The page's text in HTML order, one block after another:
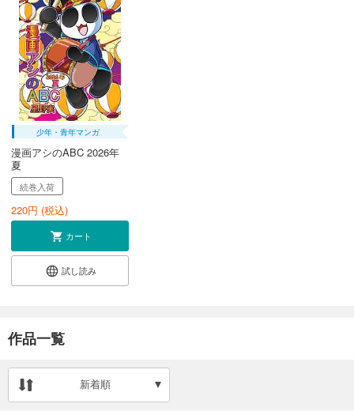
少年・青年マンガ
漫画アシのABC 2026年
夏
続巻入荷
220円 (税込)
カート
試し読み
作品一覧
新着順